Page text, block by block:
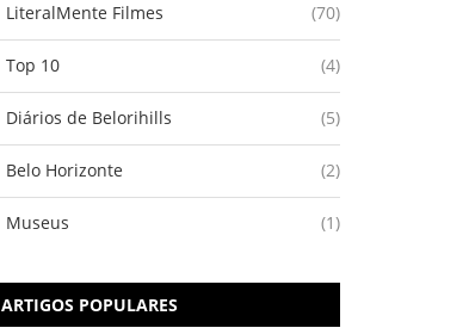
LiteralMente Filmes (70)
Top 10 (4)
Diários de Belorihills (5)
Belo Horizonte (2)
Museus (1)
ARTIGOS POPULARES